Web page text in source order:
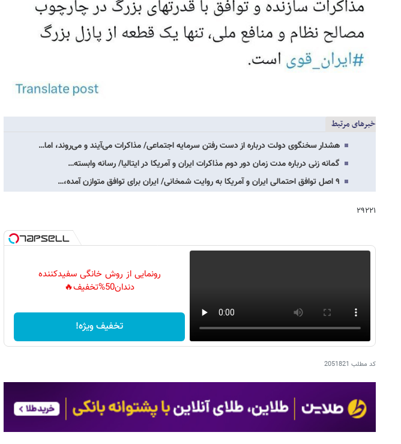
خبرهای مرتبط
هشدار سخنگوی دولت درباره از دست رفتن سرمایه اجتماعی/ مذاکرات می‌آیند و می‌روند، اما…
گمانه زنی درباره مدت زمان دور دوم مذاکرات ایران و آمریکا در ایتالیا/ رسانه وابسته…
۹ اصل توافق احتمالی ایران و آمریکا به روایت شمخانی/ ‏ایران برای⁧ توافق متوازن⁩ آمده،…
۲۹۲۲۱
رونمایی از روش خانگی سفیدکننده
دندان50%تخفیف🔥
تخفیف ویژه!
کد مطلب 2051821